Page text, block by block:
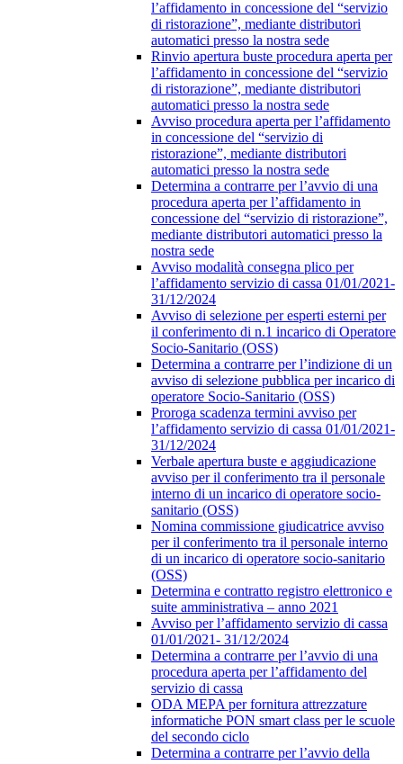
l’affidamento in concessione del “servizio
di ristorazione”, mediante distributori
automatici presso la nostra sede
Rinvio apertura buste procedura aperta per
l’affidamento in concessione del “servizio
di ristorazione”, mediante distributori
automatici presso la nostra sede
Avviso procedura aperta per l’affidamento
in concessione del “servizio di
ristorazione”, mediante distributori
automatici presso la nostra sede
Determina a contrarre per l’avvio di una
procedura aperta per l’affidamento in
concessione del “servizio di ristorazione”,
mediante distributori automatici presso la
nostra sede
Avviso modalità consegna plico per
l’affidamento servizio di cassa 01/01/2021-
31/12/2024
Avviso di selezione per esperti esterni per
il conferimento di n.1 incarico di Operatore
Socio-Sanitario (OSS)
Determina a contrarre per l’indizione di un
avviso di selezione pubblica per incarico di
operatore Socio-Sanitario (OSS)
Proroga scadenza termini avviso per
l’affidamento servizio di cassa 01/01/2021-
31/12/2024
Verbale apertura buste e aggiudicazione
avviso per il conferimento tra il personale
interno di un incarico di operatore socio-
sanitario (OSS)
Nomina commissione giudicatrice avviso
per il conferimento tra il personale interno
di un incarico di operatore socio-sanitario
(OSS)
Determina e contratto registro elettronico e
suite amministrativa – anno 2021
Avviso per l’affidamento servizio di cassa
01/01/2021- 31/12/2024
Determina a contrarre per l’avvio di una
procedura aperta per l’affidamento del
servizio di cassa
ODA MEPA per fornitura attrezzature
informatiche PON smart class per le scuole
del secondo ciclo
Determina a contrarre per l’avvio della